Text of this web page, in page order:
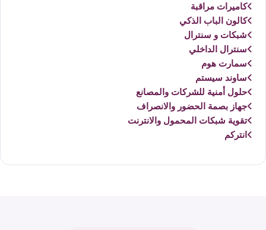
كاميرات مراقبة
كالون الباب الذكي
شبكات و سنترال
سنترال الداخلي
سمارت هوم
ساوند سيستم
حلول أمنية للشركات والمصانع
جهاز بصمة الحضور والانصراف
تقوية شبكات المحمول والانترنت
انتركم